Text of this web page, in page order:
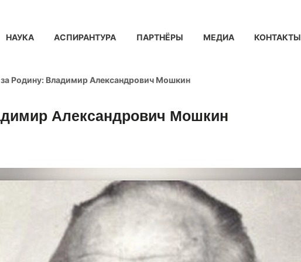
НАУКА АСПИРАНТУРА ПАРТНЁРЫ МЕДИА КОНТАКТЫ
Родину: Владимир Александрович Мошкин
Александрович Мошкин